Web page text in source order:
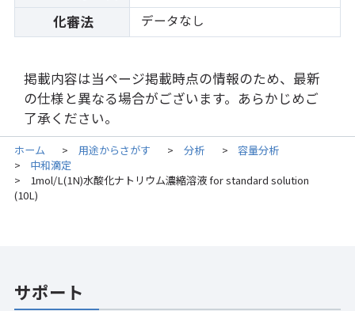
化審法 データなし
掲載内容は当ページ掲載時点の情報のため、最新
の仕様と異なる場合がございます。あらかじめご
了承ください。
ホーム > 用途からさがす > 分析 > 容量分析
> 中和滴定
>
1mol/L(1N)水酸化ナトリウム濃縮溶液 for standard solution
(10L)
サポート